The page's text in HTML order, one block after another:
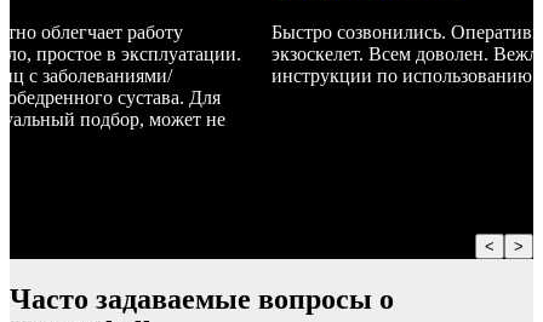
облегчает работу
простое в эксплуатации.
с заболеваниями/
сустава. Для
подбор, может не
Быстро созвонились.
экзоскелет. Всем доволен.
инструкции по использованию.
< >
Часто задаваемые вопросы о